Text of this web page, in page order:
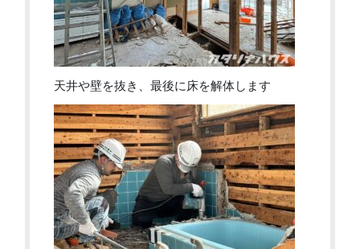
天井や壁を抜き、最後に床を解体します